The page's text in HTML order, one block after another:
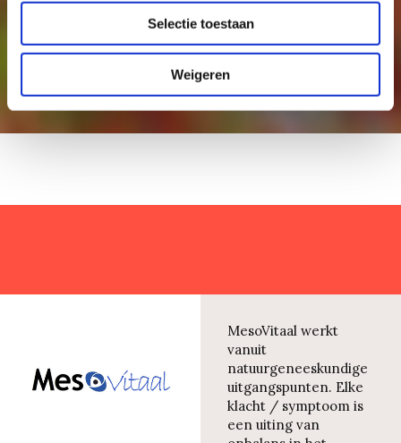
Selectie toestaan
Weigeren
MesoVitaal werkt
vanuit
natuurgeneeskundige
uitgangspunten. Elke
klacht / symptoom is
een uiting van